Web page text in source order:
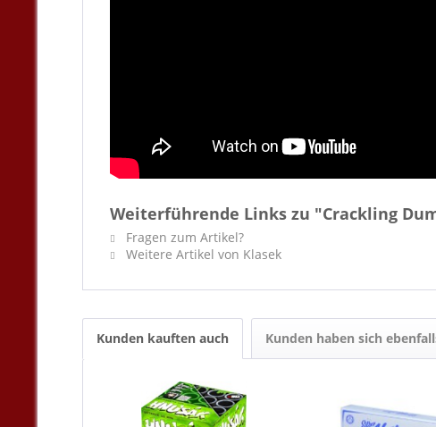
Weiterführende Links zu "Crackling
Fragen zum Artikel?
Weitere Artikel von Klasek
Kunden kauften auch Kunden haben sich